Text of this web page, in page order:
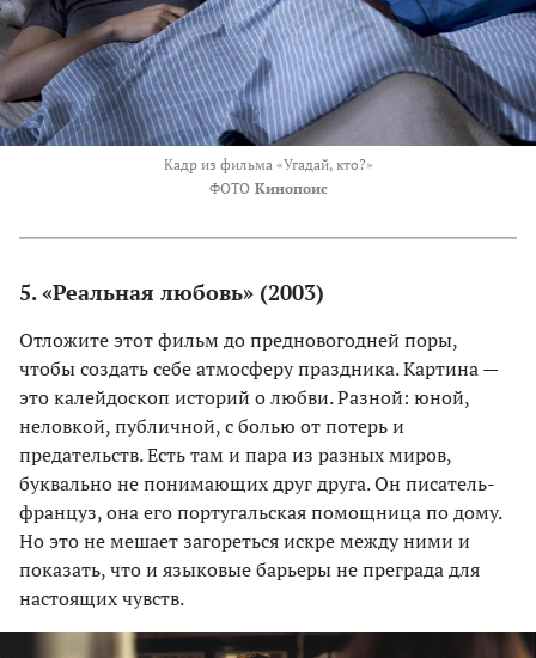
Кадр из фильма «Угадай, кто?»
ФОТО Кинопоис
5. «Реальная любовь» (2003)
Отложите этот фильм до предновогодней поры,
чтобы создать себе атмосферу праздника. Картина —
это калейдоскоп историй о любви. Разной: юной,
неловкой, публичной, с болью от потерь и
предательств. Есть там и пара из разных миров,
буквально не понимающих друг друга. Он писатель-
француз, она его португальская помощница по дому.
Но это не мешает загореться искре между ними и
показать, что и языковые барьеры не преграда для
настоящих чувств.